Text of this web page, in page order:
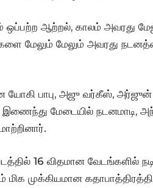
ஒப்பற்ற ஆற்றல், காலம் அவரது
மேலும் மேலும் அவரது
பாபு, அஜு வர்கீஸ்,
மேடையில் நடனமாடி,
16 விதமான வேடங்களில்
முக்கியமான